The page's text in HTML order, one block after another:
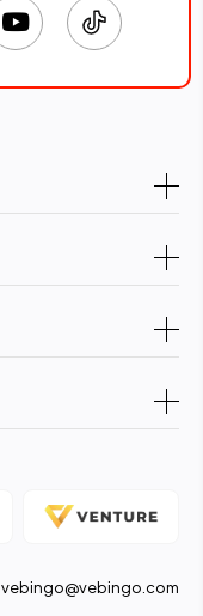
vebingo@vebingo.com